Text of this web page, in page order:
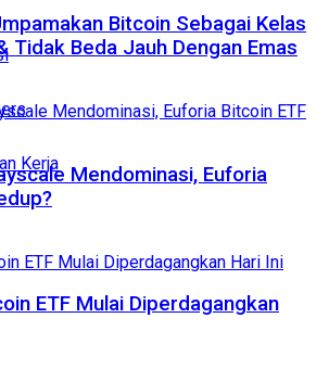
Kerja
Bitcoin Sebagai Kelas
Tidak Beda Jauh Dengan Emas
Mendominasi, Euforia
ETF Mulai Diperdagangkan